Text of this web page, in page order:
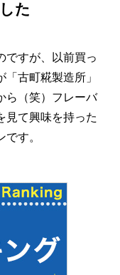
た
ですが、以前買っ
古町糀製造所」
ら（笑）フレーバ
見て興味を持った
す。